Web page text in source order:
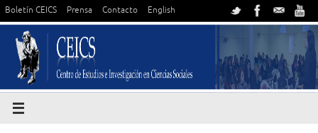
Boletín CEICS Prensa Contacto English